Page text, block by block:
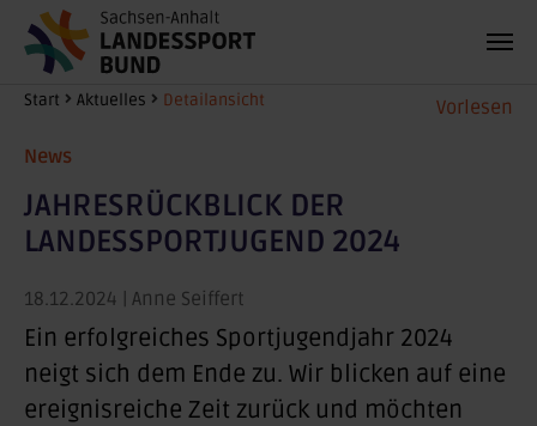
Zum Hauptinhalt springen Vorlesen
Sie sind hier:
Start Aktuelles Detailansicht
News
JAHRESRÜCKBLICK DER
LANDESSPORTJUGEND 2024
18.12.2024 | Anne Seiffert
Ein erfolgreiches Sportjugendjahr 2024
neigt sich dem Ende zu. Wir blicken auf eine
ereignisreiche Zeit zurück und möchten